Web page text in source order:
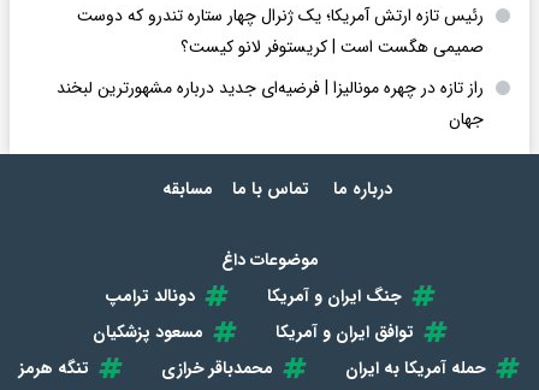
رئیس تازه ارتش آمریکا؛ یک ژنرال چهار ستاره تندرو که دوست
صمیمی هگست است | کریستوفر لانو کیست؟
راز تازه در چهره مونالیزا | فرضیه‌ای جدید درباره مشهورترین لبخند
جهان
درباره ما تماس با ما مسابقه
موضوعات داغ
جنگ ایران و آمریکا
دونالد ترامپ
توافق ایران و آمریکا
مسعود پزشکیان
حمله آمریکا به ایران
محمدباقر خرازی تنگه هرمز